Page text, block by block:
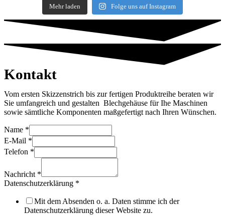
Mehr laden Folge uns auf Instagram
Kontakt
Vom ersten Skizzenstrich bis zur fertigen Produktreihe beraten wir
Sie umfangreich und gestalten Blechgehäuse für Ihe Maschinen
sowie sämtliche Komponenten maßgefertigt nach Ihren Wünschen.
Name *
E-Mail *
Telefon *
Nachricht *
Datenschutzerklärung *
Mit dem Absenden o. a. Daten stimme ich der
Datenschutzerklärung dieser Website zu.